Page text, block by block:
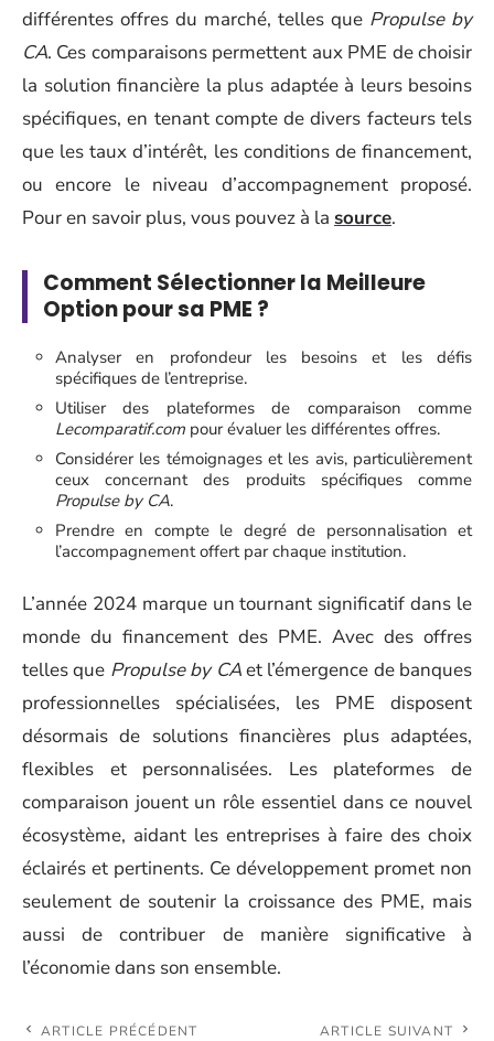
différentes offres du marché, telles que Propulse by
CA. Ces comparaisons permettent aux PME de choisir
la solution financière la plus adaptée à leurs besoins
spécifiques, en tenant compte de divers facteurs tels
que les taux d’intérêt, les conditions de financement,
ou encore le niveau d’accompagnement proposé.
Pour en savoir plus, vous pouvez à la source.
Comment Sélectionner la Meilleure
Option pour sa PME ?
Analyser en profondeur les besoins et les défis
spécifiques de l’entreprise.
Utiliser des plateformes de comparaison comme
Lecomparatif.com pour évaluer les différentes offres.
Considérer les témoignages et les avis, particulièrement
ceux concernant des produits spécifiques comme
Propulse by CA.
Prendre en compte le degré de personnalisation et
l’accompagnement offert par chaque institution.
L’année 2024 marque un tournant significatif dans le
monde du financement des PME. Avec des offres
telles que Propulse by CAet l’émergence de banques
professionnelles spécialisées, les PME disposent
désormais de solutions financières plus adaptées,
flexibles et personnalisées. Les plateformes de
comparaison jouent un rôle essentiel dans ce nouvel
écosystème, aidant les entreprises à faire des choix
éclairés et pertinents. Ce développement promet non
seulement de soutenir la croissance des PME, mais
aussi de contribuer de manière significative à
l’économie dans son ensemble.
ARTICLE PRÉCÉDENT ARTICLE SUIVANT